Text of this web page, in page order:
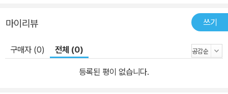
아? 내가 원하는 소통을 할 수 있으면 그만이지."라는 가벼운 생각 때
문이었다. 필요에 의해서 필요한 만큼 공부할 수 있다는 것이, 나에게
부담감을 줄여주었던 것 같다. 프로그래머에게 수학도 마찬가지 아닐
까? 수학 전문가가 될 필요는 없다고 생각한다. 앞서 나의 경험처럼
수학을 못해서 손해를 엄청 보았다거나, 큰 기회를 놓쳤다거나 하는
마이리뷰 쓰기
구매자 (0) 전체 (0)
등록된 평이 없습니다.